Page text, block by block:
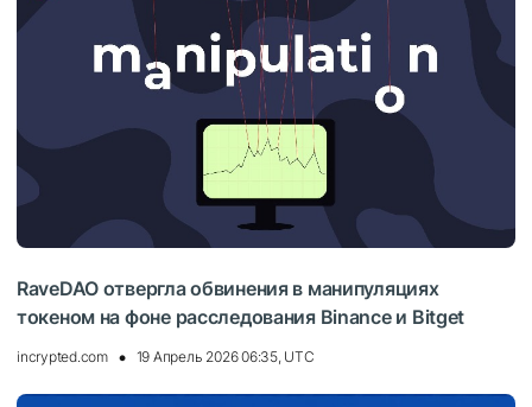
RaveDAO отвергла обвинения в манипуляциях
токеном на фоне расследования Binance и Bitget
incrypted.com 19 Апрель 2026 06:35, UTC